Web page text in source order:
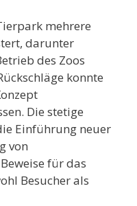
mehrere
darunter
des Zoos
konnte
Die stetige
Einführung neuer
von
für das
Besucher als